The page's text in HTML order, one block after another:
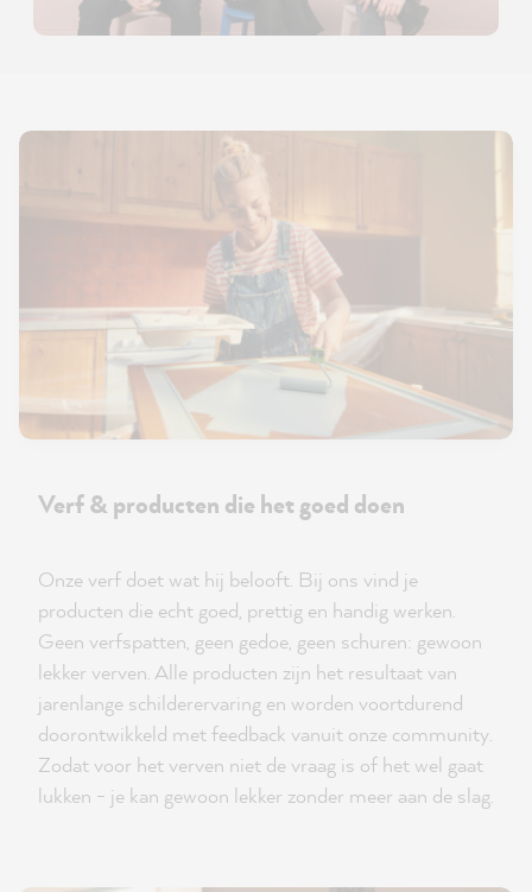
Verf & producten die het goed doen
Onze verf doet wat hij belooft. Bij ons vind je
producten die echt goed, prettig en handig werken.
Geen verfspatten, geen gedoe, geen schuren: gewoon
lekker verven. Alle producten zijn het resultaat van
jarenlange schilderervaring en worden voortdurend
doorontwikkeld met feedback vanuit onze community.
Zodat voor het verven niet de vraag is of het wel gaat
lukken - je kan gewoon lekker zonder meer aan de slag.